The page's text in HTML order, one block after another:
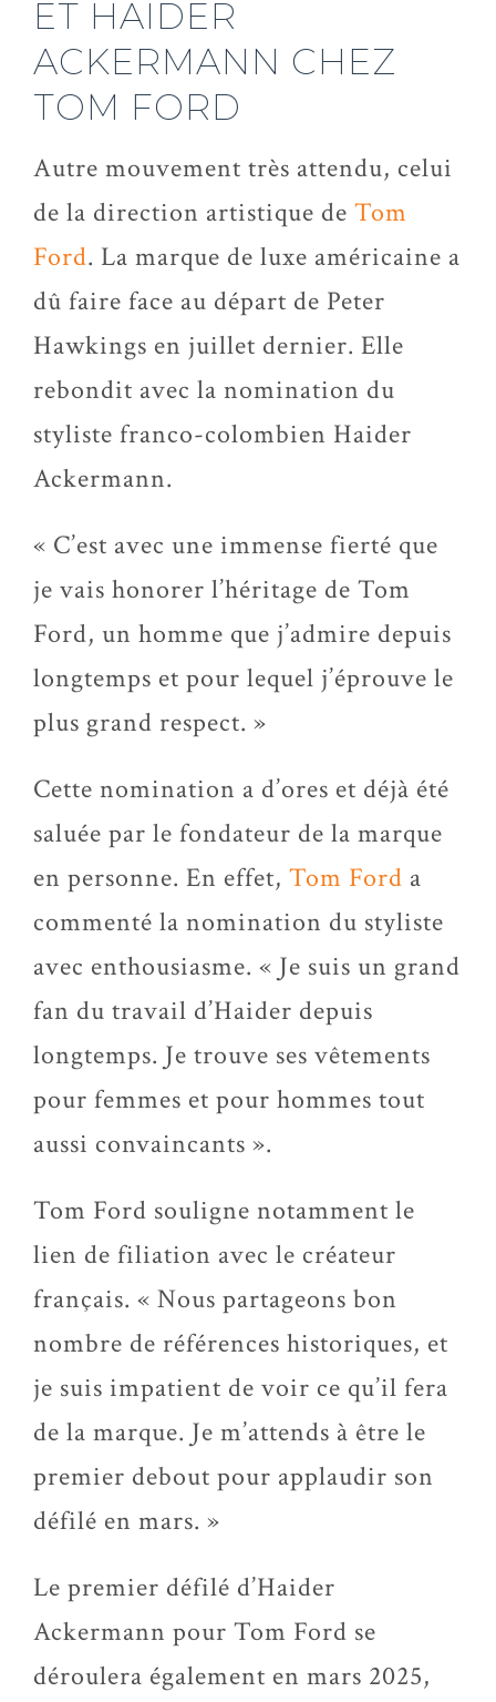
ET HAIDER
ACKERMANN CHEZ
TOM FORD
Autre mouvement très attendu, celui
de la direction artistique de Tom
Ford. La marque de luxe américaine a
dû faire face au départ de Peter
Hawkings en juillet dernier. Elle
rebondit avec la nomination du
styliste franco-colombien Haider
Ackermann.
« C’est avec une immense fierté que
je vais honorer l’héritage de Tom
Ford, un homme que j’admire depuis
longtemps et pour lequel j’éprouve le
plus grand respect. »
Cette nomination a d’ores et déjà été
saluée par le fondateur de la marque
en personne. En effet, Tom Ford a
commenté la nomination du styliste
avec enthousiasme. « Je suis un grand
fan du travail d’Haider depuis
longtemps. Je trouve ses vêtements
pour femmes et pour hommes tout
aussi convaincants ».
Tom Ford souligne notamment le
lien de filiation avec le créateur
français. « Nous partageons bon
nombre de références historiques, et
je suis impatient de voir ce qu’il fera
de la marque. Je m’attends à être le
premier debout pour applaudir son
défilé en mars. »
Le premier défilé d’Haider
Ackermann pour Tom Ford se
déroulera également en mars 2025,